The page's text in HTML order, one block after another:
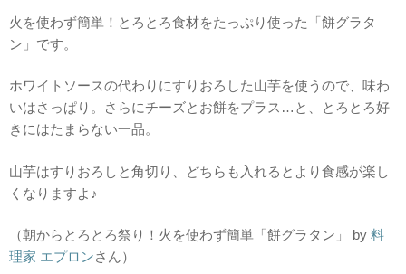
火を使わず簡単！とろとろ食材をたっぷり使った「餅グラタ
ン」です。
ホワイトソースの代わりにすりおろした山芋を使うので、味わ
いはさっぱり。さらにチーズとお餅をプラス…と、とろとろ好
きにはたまらない一品。
山芋はすりおろしと角切り、どちらも入れるとより食感が楽し
くなりますよ♪
（朝からとろとろ祭り！火を使わず簡単「餅グラタン」 by 料
理家 エプロンさん）